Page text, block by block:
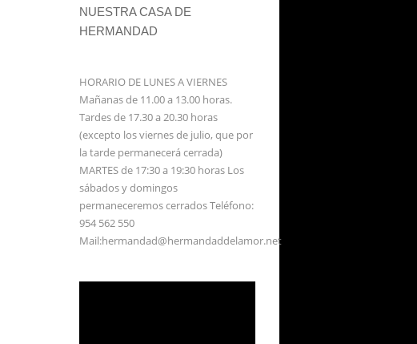
NUESTRA CASA DE
HERMANDAD
HORARIO DE LUNES A VIERNES
Mañanas de 11.00 a 13.00 horas.
Tardes de 17.30 a 20.30 horas
(excepto los viernes de julio, que por
la tarde permanecerá cerrada)
MARTES de 17:30 a 19:30 horas Los
sábados y domingos
permaneceremos cerrados Teléfono:
954 562 550
Mail:hermandad@hermandaddelamor.net